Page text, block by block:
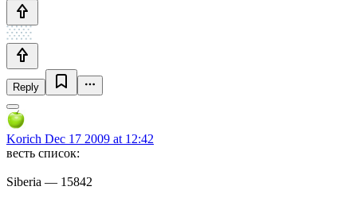
Reply
Korich Dec 17 2009 at 12:42
весть список:
Siberia — 15842